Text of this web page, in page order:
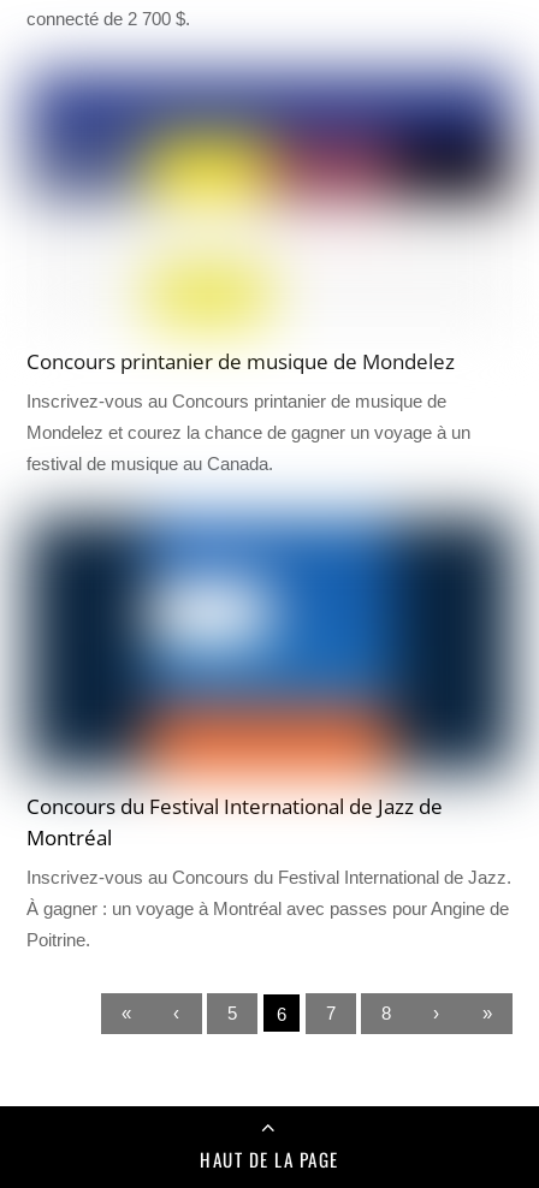
connecté de 2 700 $.
Concours printanier de musique de Mondelez
Inscrivez-vous au Concours printanier de musique de
Mondelez et courez la chance de gagner un voyage à un
festival de musique au Canada.
Concours du Festival International de Jazz de
Montréal
Inscrivez-vous au Concours du Festival International de Jazz.
À gagner : un voyage à Montréal avec passes pour Angine de
Poitrine.
« ‹ 5 6 7 8 › »
HAUT DE LA PAGE